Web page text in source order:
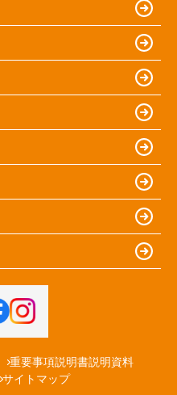
重要事項説明書説明資料
サイトマップ